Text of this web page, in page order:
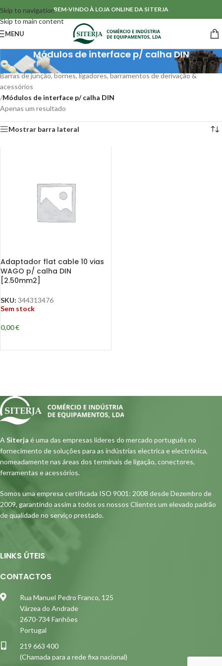
Skip to navigation
Skip to main content
BEM-VINDO À LOJA ONLINE DA SITERJA
MENU
Módulos de interface p/ calha DIN
Início/ Acessórios para Cablagens
Barras de junção, bornes, ligadores, barramentos de derivação &
acessórios
/Módulos de interface p/ calha DIN
Apenas um resultado
Mostrar barra lateral
Adaptador flat cable 10 vias
WAGO p/ calha DIN
[2.50mm2]
SKU: 344313476
Sem stock
0,00€
A Siterja é uma das empresas lideres do mercado português no
fornecimento de soluções para as indústrias electrica e electrónica,
nomeadamente nas áreas dos terminais de ligação, conectores,
ferramentas e acessórios.
Somos uma empresa certificada ISO 9001: 2008 desde Dezembro de
2009, garantindo assim a todos os nossos Clientes um elevado padrão
de qualidade no serviço prestado.
LINKS ÚTEIS
CONTACTOS
Rua Manuel Pedro Franco, 125
Várzea do Andrade
2670-734 Fanhões
Portugal
219 663 400
(Chamada para a rede fixa nacional)